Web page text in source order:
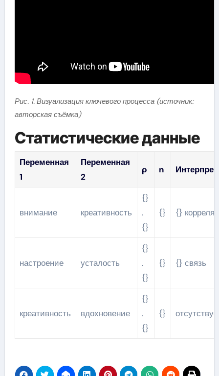
Рис. 1. Визуализация ключевого процесса (источник:
авторская съёмка)
Статистические данные
Переменная
1
Переменная
2
ρ n
внимание креативность
{}
.
{}
{} {}
настроение усталость
{}
.
{}
{} {} связь
креативность вдохновение
{}
.
{}
{}